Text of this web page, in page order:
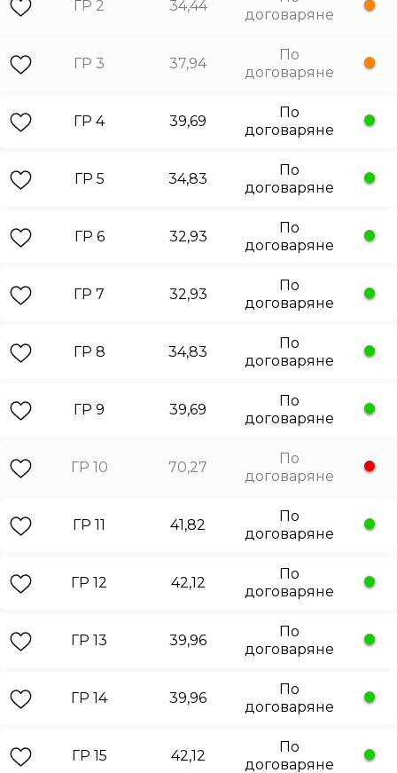
ГР 2 34,44
договаряне
ГР 3 37,94
По
договаряне
ГР 4 39,69
По
договаряне
ГР 5 34,83
По
договаряне
ГР 6 32,93
По
договаряне
ГР 7 32,93
По
договаряне
ГР 8 34,83
По
договаряне
ГР 9 39,69
По
договаряне
ГР 10 70,27
По
договаряне
ГР 11 41,82
По
договаряне
ГР 12 42,12
По
договаряне
ГР 13 39,96
По
договаряне
ГР 14 39,96
По
договаряне
ГР 15 42,12
По
договаряне